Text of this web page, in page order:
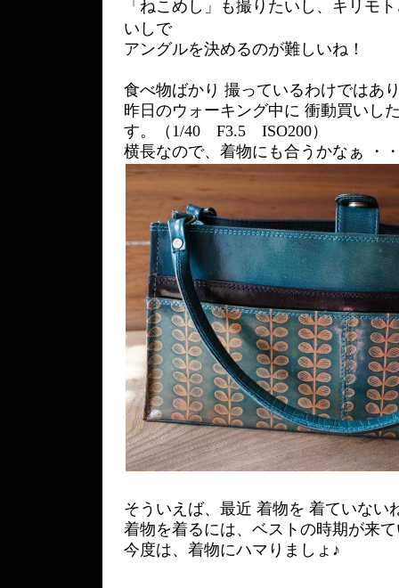
「ねこめし」も撮りたいし、キリモ
いしで
アングルを決めるのが難しいね！
食べ物ばかり 撮っているわけではあ
昨日のウォーキング中に 衝動買いし
す。（1/40 F3.5 ISO200）
横長なので、着物にも合うかなぁ ・
そういえば、最近 着物を 着ていない
着物を着るには、ベストの時期が来
今度は、着物にハマりましょ♪